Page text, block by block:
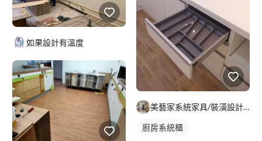
如果設計有溫度
美藝家系統家具/裝潢設計/統包服務
廚房系統櫃